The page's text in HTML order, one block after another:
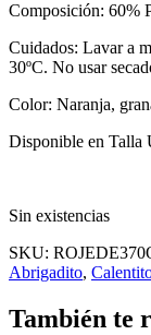
Composición: 60%
Cuidados: Lavar a
30ºC. No usar
Color: Naranja,
Disponible en Talla
Sin existencias
SKU:
Abrigadito,
También te